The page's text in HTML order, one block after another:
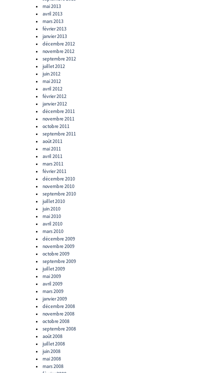
mai 2013
avril 2013
mars 2013
février 2013
janvier 2013
décembre 2012
novembre 2012
septembre 2012
juillet 2012
juin 2012
mai 2012
avril 2012
février 2012
janvier 2012
décembre 2011
novembre 2011
octobre 2011
septembre 2011
août 2011
mai 2011
avril 2011
mars 2011
février 2011
décembre 2010
novembre 2010
septembre 2010
juillet 2010
juin 2010
mai 2010
avril 2010
mars 2010
décembre 2009
novembre 2009
octobre 2009
septembre 2009
juillet 2009
mai 2009
avril 2009
mars 2009
janvier 2009
décembre 2008
novembre 2008
octobre 2008
septembre 2008
août 2008
juillet 2008
juin 2008
mai 2008
mars 2008